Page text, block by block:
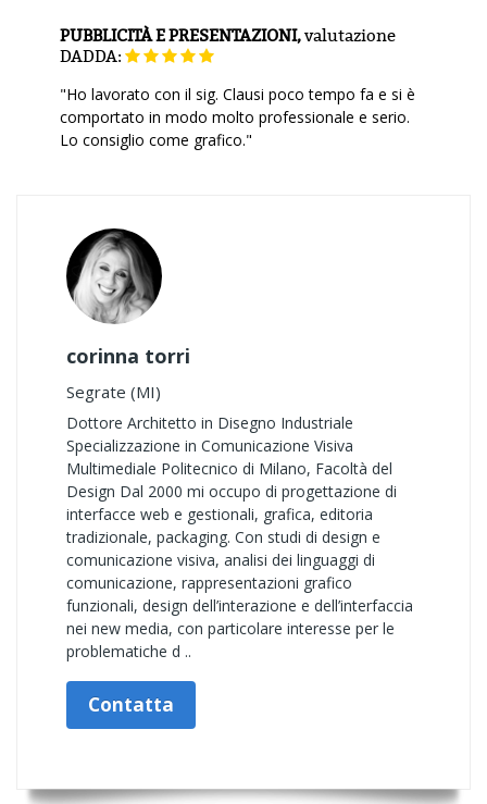
PUBBLICITÀ E PRESENTAZIONI,valutazione
DADDA:
"Ho lavorato con il sig. Clausi poco tempo fa e si è
comportato in modo molto professionale e serio.
Lo consiglio come grafico."
corinna torri
Segrate (MI)
Dottore Architetto in Disegno Industriale
Specializzazione in Comunicazione Visiva
Multimediale Politecnico di Milano, Facoltà del
Design Dal 2000 mi occupo di progettazione di
interfacce web e gestionali, grafica, editoria
tradizionale, packaging. Con studi di design e
comunicazione visiva, analisi dei linguaggi di
comunicazione, rappresentazioni grafico
funzionali, design dell’interazione e dell’interfaccia
nei new media, con particolare interesse per le
problematiche d ..
Contatta